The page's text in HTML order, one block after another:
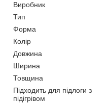
Виробник
Тип
Форма
Колір
Довжина
Ширина
Товщина
Підходить для підлоги з
підігрівом